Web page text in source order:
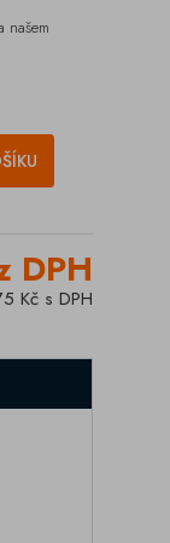
našem
DPH
Kč s DPH